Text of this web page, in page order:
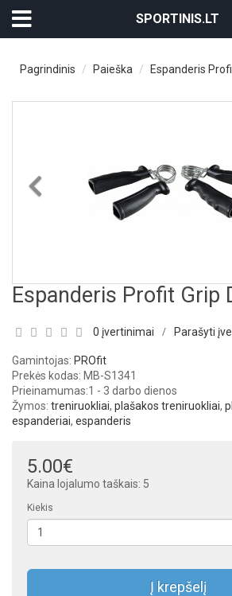
SPORTINIS.LT
Pagrindinis Paieška Espanderis
Previous
Espanderis Profit Grip
0 įvertinimai / Parašyti
Gamintojas: PROfit
Prekės kodas: MB-S1341
Prieinamumas:1 - 3 darbo dienos
Žymos: treniruokliai, plašakos treniruokliai,
espanderiai, espanderis
5.00€
Kaina lojalumo taškais: 5
Kiekis
Į krepšelį